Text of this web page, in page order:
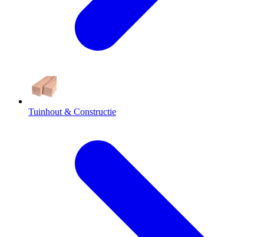
Tuinhout & Constructie